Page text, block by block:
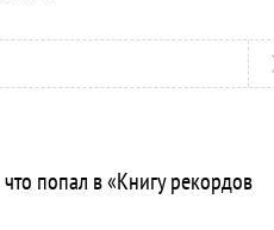
попал в «Книгу рекордов